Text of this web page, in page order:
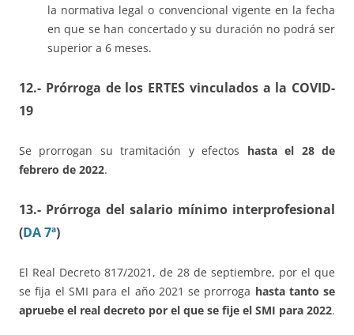
la normativa legal o convencional vigente en la fecha
en que se han concertado y su duración no podrá ser
superior a 6 meses.
12.- Prórroga de los ERTES vinculados a la COVID-
19
Se prorrogan su tramitación y efectos hasta el 28 de
febrero de 2022.
13.- Prórroga del salario mínimo interprofesional
(DA 7ª)
El Real Decreto 817/2021, de 28 de septiembre, por el que
se fija el SMI para el año 2021 se prorroga hasta tanto se
apruebe el real decreto por el que se fije el SMI para 2022.